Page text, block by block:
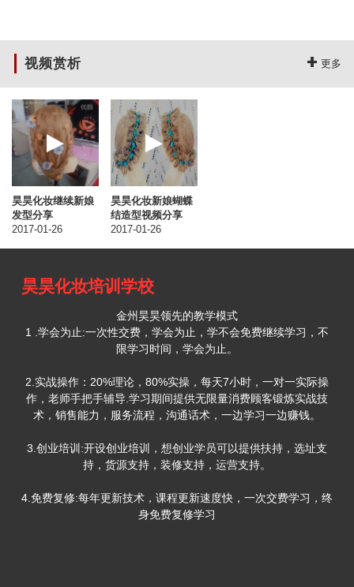
视频赏析 更多
昊昊化妆继续新娘
发型分享
2017-01-26
昊昊化妆新娘蝴蝶
结造型视频分享
2017-01-26
昊昊化妆培训学校
金州昊昊领先的教学模式
1 .学会为止:一次性交费，学会为止，学不会免费继续学习，不
限学习时间，学会为止。
2.实战操作：20%理论，80%实操，每天7小时，一对一实际操
作，老师手把手辅导.学习期间提供无限量消费顾客锻炼实战技
术，销售能力，服务流程，沟通话术，一边学习一边赚钱。
3.创业培训:开设创业培训，想创业学员可以提供扶持，选址支
持，货源支持，装修支持，运营支持。
4.免费复修:每年更新技术，课程更新速度快，一次交费学习，终
身免费复修学习